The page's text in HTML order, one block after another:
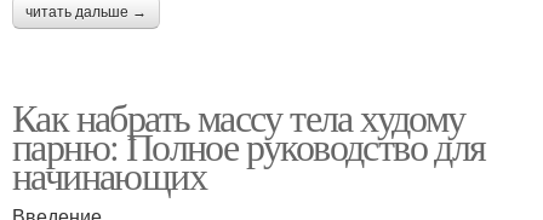
читать дальше →
Как набрать массу тела худому
парню: Полное руководство для
начинающих